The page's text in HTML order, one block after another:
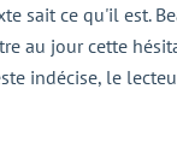
sait ce qu'il
au jour cette
indécise, le